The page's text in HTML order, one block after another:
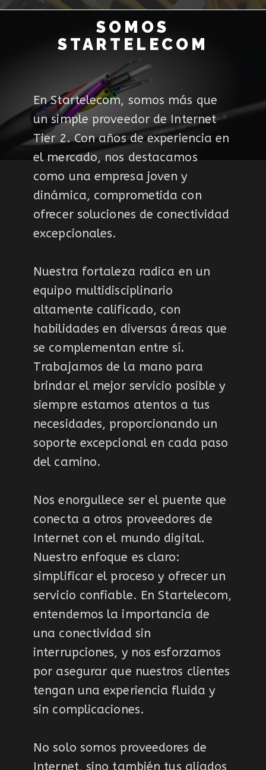
SOMOS
STARTELECOM
En Startelecom, somos más que
un simple proveedor de Internet
Tier 2. Con años de experiencia en
el mercado, nos destacamos
como una empresa joven y
dinámica, comprometida con
ofrecer soluciones de conectividad
excepcionales.
Nuestra fortaleza radica en un
equipo multidisciplinario
altamente calificado, con
habilidades en diversas áreas que
se complementan entre sí.
Trabajamos de la mano para
brindar el mejor servicio posible y
siempre estamos atentos a tus
necesidades, proporcionando un
soporte excepcional en cada paso
del camino.
Nos enorgullece ser el puente que
conecta a otros proveedores de
Internet con el mundo digital.
Nuestro enfoque es claro:
simplificar el proceso y ofrecer un
servicio confiable. En Startelecom,
entendemos la importancia de
una conectividad sin
interrupciones, y nos esforzamos
por asegurar que nuestros clientes
tengan una experiencia fluida y
sin complicaciones.
No solo somos proveedores de
Internet, sino también tus aliados